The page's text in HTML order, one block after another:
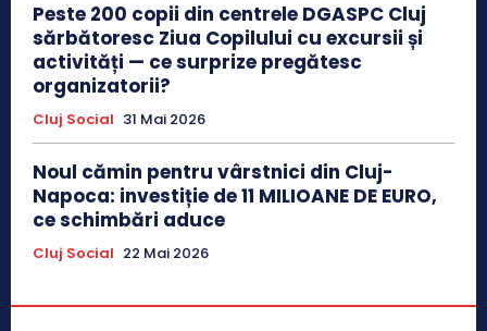
Peste 200 copii din centrele DGASPC Cluj
sărbătoresc Ziua Copilului cu excursii și
activități — ce surprize pregătesc
organizatorii?
Cluj Social 31 Mai 2026
Noul cămin pentru vârstnici din Cluj-
Napoca: investiție de 11 MILIOANE DE EURO,
ce schimbări aduce
Cluj Social 22 Mai 2026